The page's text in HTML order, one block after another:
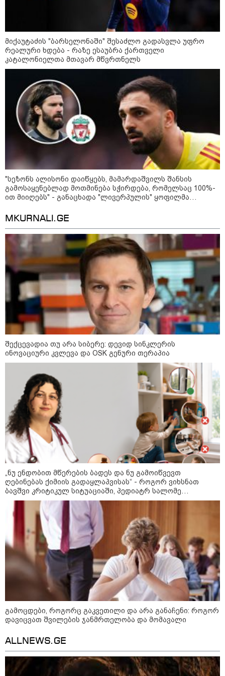
09:00 / 07-08-2026
18 წელი აგვისტოს ომიდან - ტრაგიკული
მოვლენების ქრონოლოგია, რომელიც
შესაძლოა, აღარ გვახსოვს
თბილისის მერია ინფორმაციას
ავრცელებს
21:30 / 07-08-2026
თბილისში, ლოზუნგით
„გვახსოვს გმირები, გვახსოვს
მტერი” მსვლელობა
მიმდინარეობს
"იპოვონ ერთი გოგონა, ვისაც
გიგა სექსუალურად ავიწროებდა
- თუ გამოჩნდება ასეთი
გოგონა, 10 000 ლარს
ოფიციალურად, სახალხოდ
გადავცემ" - გიგა ავალიანის
დედა განცხადებას ავრცელებს
18:21 / 07-08-2026
"ვიდეოს ნახვა ჩემთვის იყო
სიკვდილი - ისეთი ხმა აქვს,
თითქოს ეხვეწება, ცუდად არის"
ბიჭის დედა გავრცელებულ
ვიდეოზე პირველ კომენტარს
აკეთებს
კატეგორიის ყველა სიახლე
პაატა ზაქარეიშვილის მწვავე
პასუხი გიორგი ბარამიძის
სკანდალურ განცხადებაზე -
კამანში მოკლული ქართველები მე
გადმოვასვენე... ბარამიძე კი
რუსული „ისკანდერი“ დღეს კიევის
მთავარ კოშმარად იქცა
მიქაუტაძის "ბარსელონაში" შესაძლო გადასვლა უფრო
რეალური ხდება - რაზე ესაუბრა ქართველი
კატალონიელთა მთავარ მწვრთნელს
"სეზონს ალისონი დაიწყებს, მამარდაშვილს შანსის
გამოსაყენებლად მოთმინება სჭირდება, რომელსაც 100%-
ით მიიღებს" - განაცხადა "ლივერპულის" ყოფილმა
MKURNALI.GE
შექცევადია თუ არა სიბერე: დევიდ სინკლერის
ინოვაციური კვლევა და OSK გენური თერაპია
„ნუ ენდობით მწერების ბადეს და ნუ გამოიწვევთ
ღებინებას ქიმიის გადაყლაპვისას“ - როგორ ვიხსნათ
ბავშვი კრიტიკულ სიტუაციაში, პედიატრ სალომე
ახვლედიანის რჩევები
გამოცდები, როგორც გაკვეთილი და არა განაჩენი: როგორ
დავიცვათ შვილების ჯანმრთელობა და მომავალი
ALLNEWS.GE